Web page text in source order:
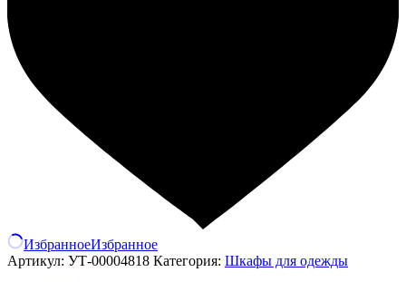
ИзбранноеИзбранное
Артикул: УТ-00004818 Категория: Шкафы для одежды